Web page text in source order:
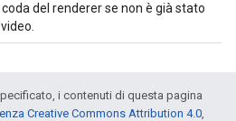
del renderer se non è già stato
i contenuti di questa pagina
Creative Commons Attribution 4.0,